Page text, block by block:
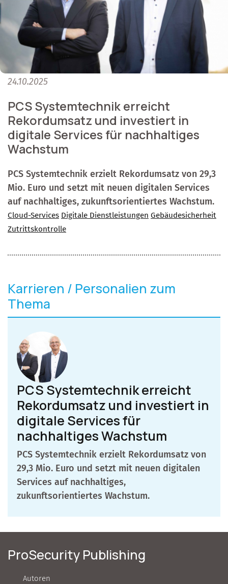
24.10.2025
PCS Systemtechnik erreicht
Rekordumsatz und investiert in
digitale Services für nachhaltiges
Wachstum
PCS Systemtechnik erzielt Rekordumsatz von 29,3
Mio. Euro und setzt mit neuen digitalen Services
auf nachhaltiges, zukunftsorientiertes Wachstum.
Cloud-Services Digitale Dienstleistungen Gebäudesicherheit
Zutrittskontrolle
Karrieren / Personalien zum
Thema
PCS Systemtechnik erreicht
Rekordumsatz und investiert in
digitale Services für
nachhaltiges Wachstum
PCS Systemtechnik erzielt Rekordumsatz von
29,3 Mio. Euro und setzt mit neuen digitalen
Services auf nachhaltiges,
zukunftsorientiertes Wachstum.
ProSecurity Publishing
Autoren